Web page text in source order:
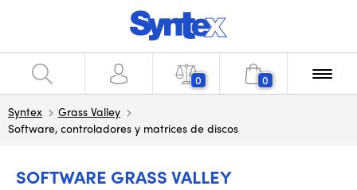
0 0
Syntex
Grass Valley
Software, controladores y matrices de discos
SOFTWARE GRASS VALLEY